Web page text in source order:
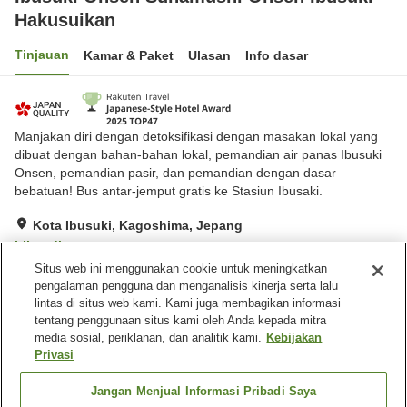
Hakusuikan
Tinjauan Kamar & Paket Ulasan Info dasar
Manjakan diri dengan detoksifikasi dengan masakan lokal yang
dibuat dengan bahan-bahan lokal, pemandian air panas Ibusuki
Onsen, pemandian pasir, dan pemandian dengan dasar
bebatuan! Bus antar-jemput gratis ke Stasiun Ibusaki.
Kota Ibusuki, Kagoshima, Jepang
Lihat di peta
Hebat Ulasan:877
Fasilitas properti
Tempat parkir
bebatuan alami
Lounge
Situs web ini menggunakan cookie untuk meningkatkan
pengalaman pengguna dan menganalisis kinerja serta lalu
lintas di situs web kami. Kami juga membagikan informasi
tentang penggunaan situs kami oleh Anda kepada mitra
media sosial, periklanan, dan analitik kami. Kebijakan
Privasi
Jangan Menjual Informasi Pribadi Saya